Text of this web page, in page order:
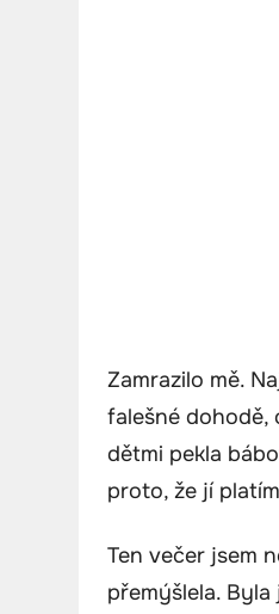
Zamrazilo mě.
falešné dohodě,
dětmi pekla
proto, že jí
Ten večer jsem
přemýšlela. Byla